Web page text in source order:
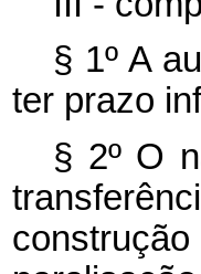
§ 1ºA
ter prazo
§ 2º O